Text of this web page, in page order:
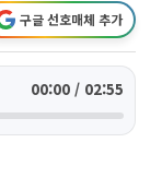
구글 선호매체 추가
00:00 / 02:55